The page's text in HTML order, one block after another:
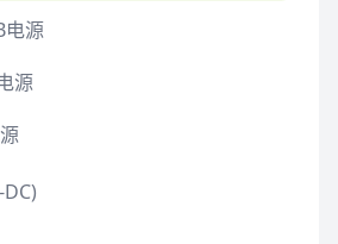
电源
源